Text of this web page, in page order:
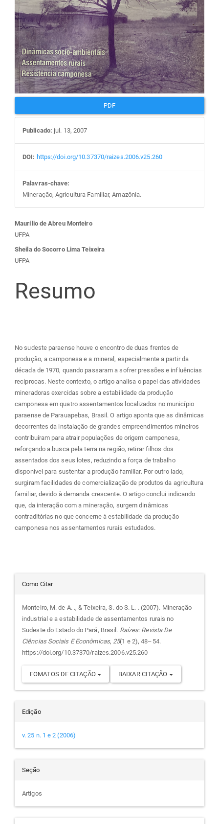
PDF
Publicado: jul. 13, 2007
DOI: https://doi.org/10.37370/raizes.2006.v25.260
Palavras-chave:
Mineração, Agricultura Familiar, Amazônia.
Conteúdo
do
artigo
principal
Maurílio de Abreu Monteiro
UFPA
Sheila do Socorro Lima Teixeira
UFPA
Resumo
No sudeste paraense houve o encontro de duas frentes de
produção, a camponesa e a mineral, especialmente a partir da
década de 1970, quando passaram a sofrer pressões e influências
recíprocas. Neste contexto, o artigo analisa o papel das atividades
mineradoras exercidas sobre a estabilidade da produção
camponesa em quatro assentamentos localizados no município
paraense de Parauapebas, Brasil. O artigo aponta que as dinâmicas
decorrentes da instalação de grandes empreendimentos mineiros
contribuíram para atrair populações de origem camponesa,
reforçando a busca pela terra na região, retirar filhos dos
assentados dos seus lotes, reduzindo a força de trabalho
disponível para sustentar a produção familiar. Por outro lado,
surgiram facilidades de comercialização de produtos da agricultura
familiar, devido à demanda crescente. O artigo conclui indicando
que, da interação com a mineração, surgem dinâmicas
contraditórias no que concerne à estabilidade da produção
camponesa nos assentamentos rurais estudados.
Detalhes
do
artigo
Como Citar
Monteiro, M. de A. ., & Teixeira, S. do S. L. . (2007). Mineração
industrial e a estabilidade de assentamentos rurais no
Sudeste do Estado do Pará, Brasil. Raízes: Revista De
Ciências Sociais E Econômicas, 25(1 e 2), 48–54.
https://doi.org/10.37370/raizes.2006.v25.260
FOMATOS DE CITAÇÃO BAIXAR CITAÇÃO
Edição
v. 25 n. 1 e 2 (2006)
Seção
Artigos